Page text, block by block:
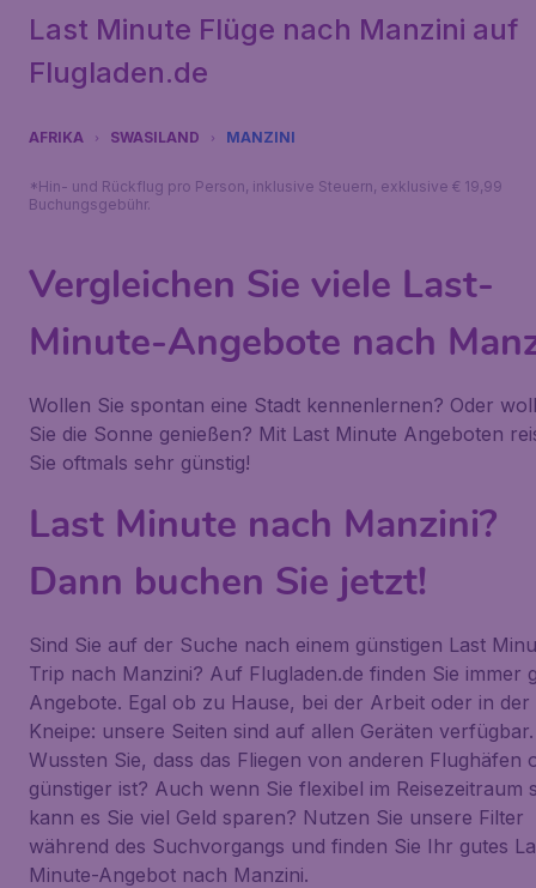
Last Minute Flüge nach Manzini auf
Flugladen.de
AFRIKA SWASILAND MANZINI
*Hin- und Rückflug pro Person, inklusive Steuern, exklusive € 19,99
Buchungsgebühr.
Vergleichen Sie viele Last-
Minute-Angebote nach
Wollen Sie spontan eine Stadt kennenlernen? Oder
Sie die Sonne genießen? Mit Last Minute Angeboten
Sie oftmals sehr günstig!
Last Minute nach Manzini?
Dann buchen Sie jetzt!
Sind Sie auf der Suche nach einem günstigen Last
Trip nach Manzini? Auf Flugladen.de finden Sie immer
Angebote. Egal ob zu Hause, bei der Arbeit oder in der
Kneipe: unsere Seiten sind auf allen Geräten verfügbar.
Wussten Sie, dass das Fliegen von anderen Flughäfen
günstiger ist? Auch wenn Sie flexibel im Reisezeitraum
kann es Sie viel Geld sparen? Nutzen Sie unsere Filter
während des Suchvorgangs und finden Sie Ihr gutes
Minute-Angebot nach Manzini.